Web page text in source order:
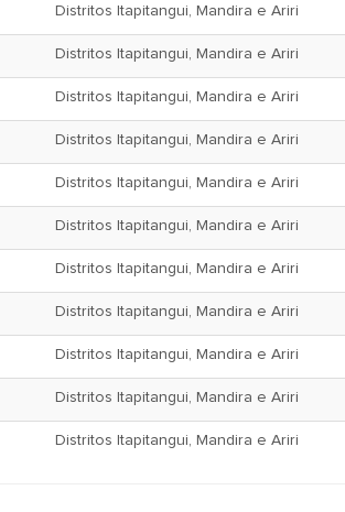
Distritos Itapitangui, Mandira e Ariri
Distritos Itapitangui, Mandira e Ariri
Distritos Itapitangui, Mandira e Ariri
Distritos Itapitangui, Mandira e Ariri
Distritos Itapitangui, Mandira e Ariri
Distritos Itapitangui, Mandira e Ariri
Distritos Itapitangui, Mandira e Ariri
Distritos Itapitangui, Mandira e Ariri
Distritos Itapitangui, Mandira e Ariri
Distritos Itapitangui, Mandira e Ariri
Distritos Itapitangui, Mandira e Ariri